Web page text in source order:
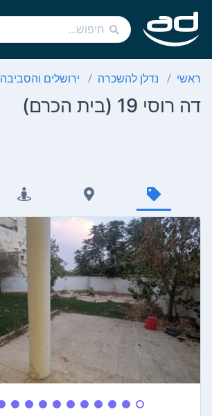
ראשי נדלן להשכרה ירושלים והסביבה
דה רוסי 19 (בית הכרם)